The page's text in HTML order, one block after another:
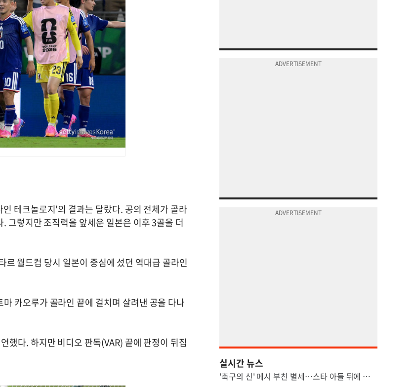
테크놀로지'의 결과는 달랐다. 공의 전체가 골라
그렇지만 조직력을 앞세운 일본은 이후 3골을 더
월드컵 당시 일본이 중심에 섰던 역대급 골라인
카오루가 골라인 끝에 걸치며 살려낸 공을 다나
했다. 하지만 비디오 판독(VAR) 끝에 판정이 뒤집
실시간 뉴스
'축구의 신' 메시 부친 별세…스타 아들 뒤에 선 조용한 조력자